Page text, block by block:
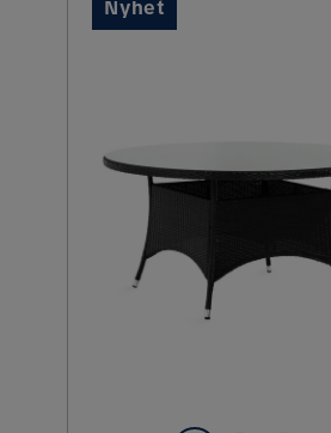
Nyhet